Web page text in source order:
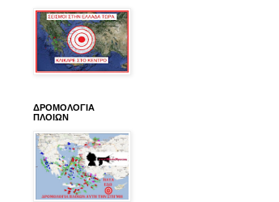
ΔΡΟΜΟΛΟΓΙΑ
ΠΛΟΙΩΝ